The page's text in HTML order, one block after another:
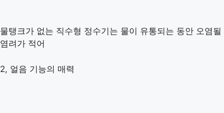
물탱크가 없는 직수형 정수기는 물이 유통되는 동안 오염될
염려가 적어
2, 얼음 기능의 매력